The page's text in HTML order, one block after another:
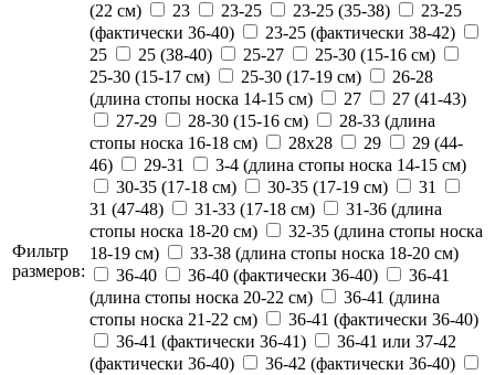
Фильтр
размеров:
(22 см)
23 23-25 23-25 (35-38)
23-25
(фактически 36-40)
23-25 (фактически 38-42)
25
25 (38-40) 25-27
25-30 (15-16 см)
25-30 (15-17 см)
25-30 (17-19 см)
26-28
(длина стопы носка 14-15 см)
27
27 (41-43)
27-29
28-30 (15-16 см)
28-33 (длина
стопы носка 16-18 см)
28х28 29
29 (44-
46)
29-31
3-4 (длина стопы носка 14-15 см)
30-35 (17-18 см)
30-35 (17-19 см)
31
31 (47-48)
31-33 (17-18 см)
31-36 (длина
стопы носка 18-20 см)
32-35 (длина стопы носка
18-19 см)
33-38 (длина стопы носка 18-20 см)
36-40
36-40 (фактически 36-40)
36-41
(длина стопы носка 20-22 см)
36-41 (длина
стопы носка 21-22 см)
36-41 (фактически 36-40)
36-41 (фактически 36-41)
36-41 или 37-42
(фактически 36-40)
36-42 (фактически 36-40)